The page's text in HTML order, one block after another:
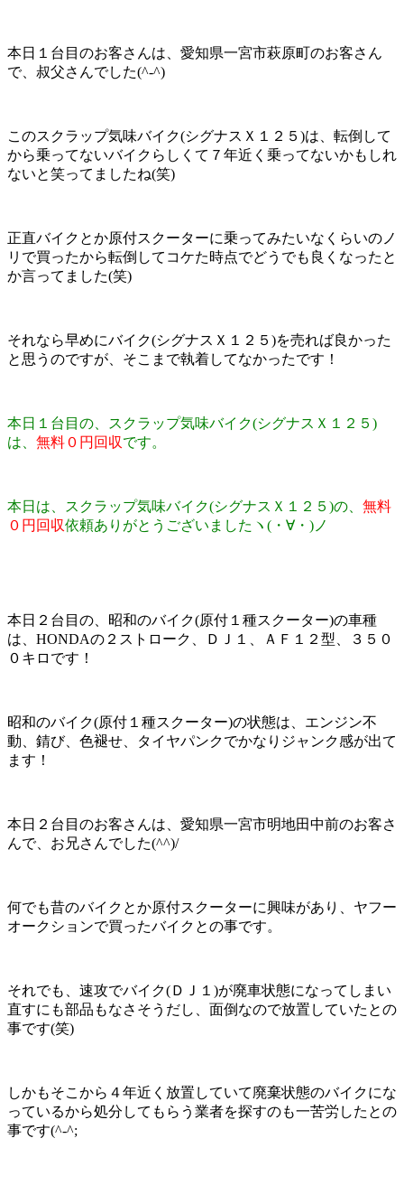
本日１台目のお客さんは、愛知県一宮市萩原町のお客さん
で、叔父さんでした(^-^)
このスクラップ気味バイク(シグナスＸ１２５)は、転倒して
から乗ってないバイクらしくて７年近く乗ってないかもしれ
ないと笑ってましたね(笑)
正直バイクとか原付スクーターに乗ってみたいなくらいのノ
リで買ったから転倒してコケた時点でどうでも良くなったと
か言ってました(笑)
それなら早めにバイク(シグナスＸ１２５)を売れば良かった
と思うのですが、そこまで執着してなかったです！
本日１台目の、スクラップ気味バイク(シグナスＸ１２５)
は、 無料０円回収です。
本日は、スクラップ気味バイク(シグナスＸ１２５)の、 無料
０円回収依頼ありがとうございましたヽ(・∀・)ノ
本日２台目の、昭和のバイク(原付１種スクーター)の車種
は、HONDAの２ストローク、ＤＪ１、ＡＦ１２型、３５０
０キロです！
昭和のバイク(原付１種スクーター)の状態は、エンジン不
動、錆び、色褪せ、タイヤパンクでかなりジャンク感が出て
ます！
本日２台目のお客さんは、愛知県一宮市明地田中前のお客さ
んで、お兄さんでした(^^)/
何でも昔のバイクとか原付スクーターに興味があり、ヤフー
オークションで買ったバイクとの事です。
それでも、速攻でバイク(ＤＪ１)が廃車状態になってしまい
直すにも部品もなさそうだし、面倒なので放置していたとの
事です(笑)
しかもそこから４年近く放置していて廃棄状態のバイクにな
っているから処分してもらう業者を探すのも一苦労したとの
事です(^-^;